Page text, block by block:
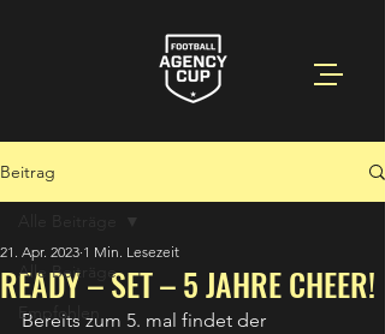
Beitrag
Alle Beiträge
Empfohlen
READY – SET – 5 JAHRE CHEER!
21. Apr. 2023 1 Min. Lesezeit
Bereits zum 5. mal findet der